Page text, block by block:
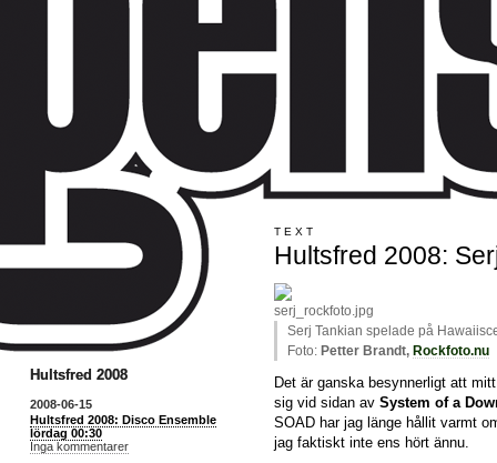
Hultsfred 2008
2008-06-15
Hultsfred 2008: Disco Ensemble
lördag 00:30
Inga kommentarer
TEXT
Hultsfred 2008:
Serj Tankian spelade på
Foto: Petter Brandt, Rockfoto.nu
Det är ganska besynnerligt att
sig vid sidan av System of a
SOAD har jag länge hållit varmt
jag faktiskt inte ens hört ännu.